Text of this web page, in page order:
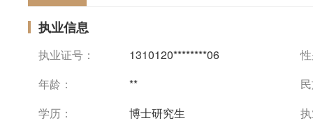
执业信息
执业证号： 1310120********06
年龄：
**
学历：
博士研究生